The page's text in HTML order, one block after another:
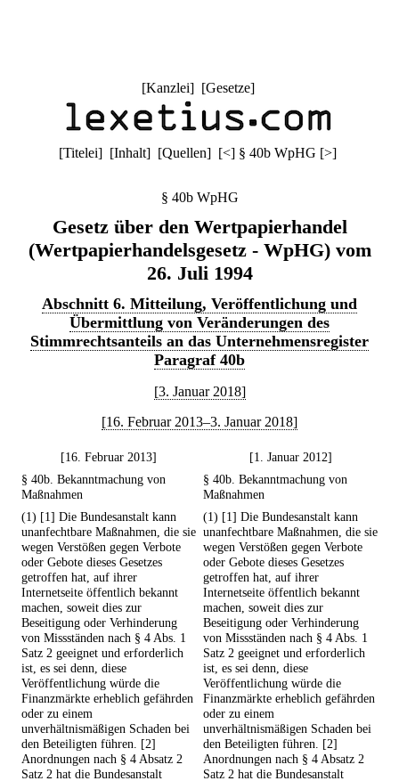
[Kanzlei] [Gesetze]
[Titelei] [Inhalt] [Quellen] [<] § 40b WpHG [>]
§ 40b WpHG
Gesetz über den Wertpapierhandel
(Wertpapierhandelsgesetz - WpHG) vom
26. Juli 1994
Abschnitt 6. Mitteilung, Veröffentlichung und
Übermittlung von Veränderungen des
Stimmrechtsanteils an das Unternehmensregister
Paragraf 40b
[3. Januar 2018]
[16. Februar 2013–3. Januar 2018]
[16. Februar 2013]
[1. Januar 2012]
§ 40b. Bekanntmachung von
Maßnahmen
§ 40b. Bekanntmachung von
Maßnahmen
(1) [1] Die Bundesanstalt kann
unanfechtbare Maßnahmen, die sie
wegen Verstößen gegen Verbote
oder Gebote dieses Gesetzes
getroffen hat, auf ihrer
Internetseite öffentlich bekannt
machen, soweit dies zur
Beseitigung oder Verhinderung
von Missständen nach § 4 Abs. 1
Satz 2 geeignet und erforderlich
ist, es sei denn, diese
Veröffentlichung würde die
Finanzmärkte erheblich gefährden
oder zu einem
unverhältnismäßigen Schaden bei
den Beteiligten führen. [2]
Anordnungen nach § 4 Absatz 2
Satz 2 hat die Bundesanstalt
(1) [1] Die Bundesanstalt kann
unanfechtbare Maßnahmen, die sie
wegen Verstößen gegen Verbote
oder Gebote dieses Gesetzes
getroffen hat, auf ihrer
Internetseite öffentlich bekannt
machen, soweit dies zur
Beseitigung oder Verhinderung
von Missständen nach § 4 Abs. 1
Satz 2 geeignet und erforderlich
ist, es sei denn, diese
Veröffentlichung würde die
Finanzmärkte erheblich gefährden
oder zu einem
unverhältnismäßigen Schaden bei
den Beteiligten führen. [2]
Anordnungen nach § 4 Absatz 2
Satz 2 hat die Bundesanstalt